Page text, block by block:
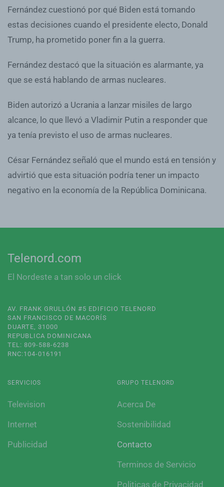
Fernández cuestionó por qué Biden está tomando
estas decisiones cuando el presidente electo, Donald
Trump, ha prometido poner fin a la guerra.
Fernández destacó que la situación es alarmante, ya
que se está hablando de armas nucleares.
Biden autorizó a Ucrania a lanzar misiles de largo
alcance, lo que llevó a Vladimir Putin a responder que
ya tenía previsto el uso de armas nucleares.
César Fernández señaló que el mundo está en tensión y
advirtió que esta situación podría tener un impacto
negativo en la economía de la República Dominicana.
Telenord.com
El Nordeste a tan solo un click
AV. FRANK GRULLÓN #5 EDIFICIO TELENORD
SAN FRANCISCO DE MACORÍS
DUARTE, 31000
REPUBLICA DOMINICANA
TEL: 809-588-6238
RNC:104-016191
SERVICIOS
Television
Internet
Publicidad
GRUPO TELENORD
Acerca De
Sostenibilidad
Contacto
Terminos de Servicio
Politicas de Privacidad